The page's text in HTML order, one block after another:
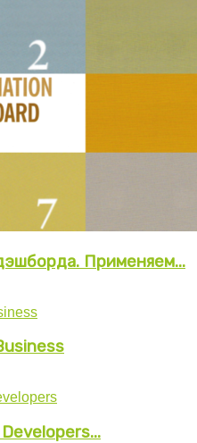
Применяем...